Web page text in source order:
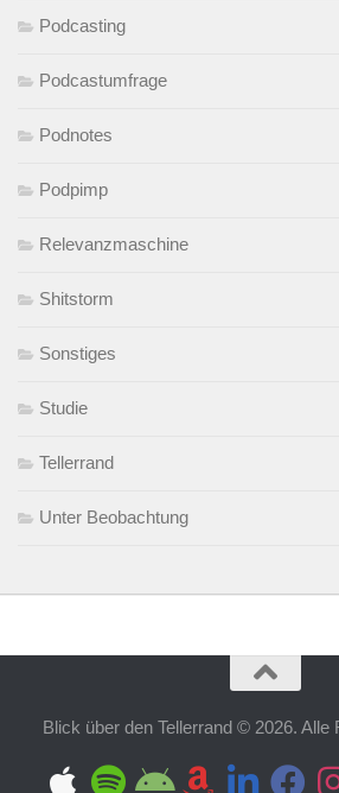
Podcasting
Podcastumfrage
Podnotes
Podpimp
Relevanzmaschine
Shitstorm
Sonstiges
Studie
Tellerrand
Unter Beobachtung
Blick über den Tellerrand © 2026. Alle